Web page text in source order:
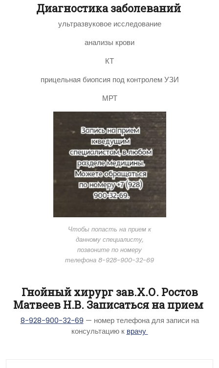
Диагностика заболеваний
ультразвуковое исследование
анализы крови
КТ
прицельная биопсия под контролем УЗИ
МРТ
Чтобы попасть на прием к
данному специалисту,
позвоните по номеру
телефона 8-928-900-32-69
Гнойный хирург зав.Х.О. Ростов
Матвеев Н.В. Записаться на прием
8-928-900-32-69 — номер телефона для записи на
консультацию к врачу